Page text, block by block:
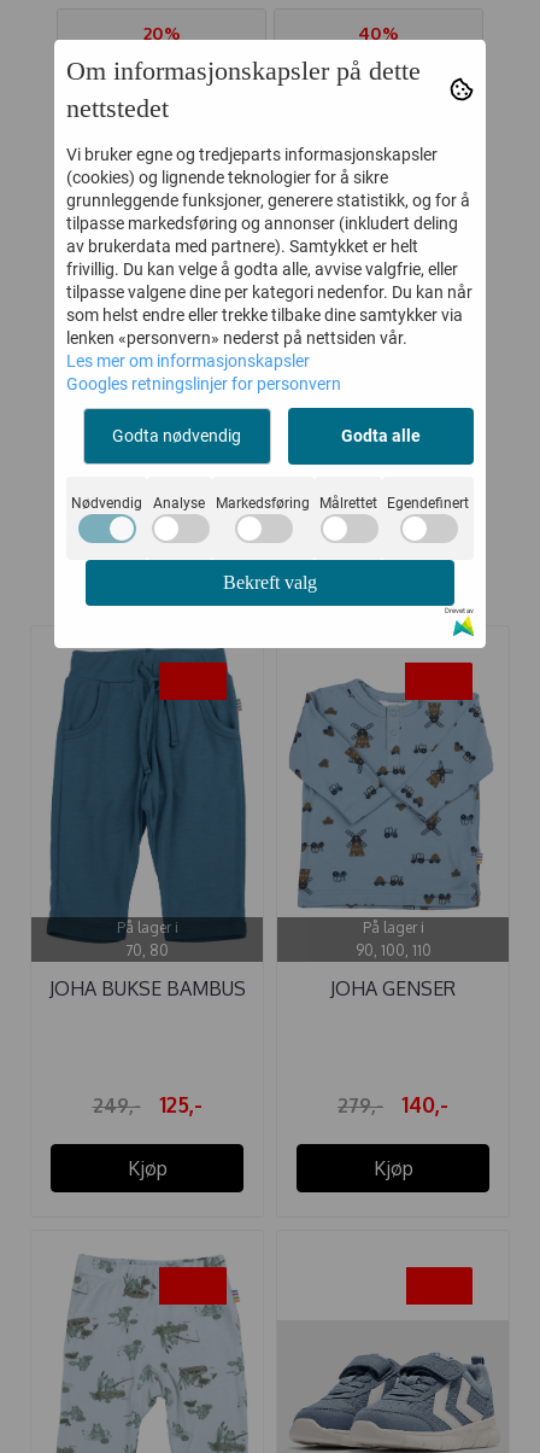
20%
HUMMEL SKO
ACTUS TR
BREATHER INFANT
KEEPSAKE LILAC
450,-
360,-
Kjøp
40%
BISGAARD SKO
VILLADS VANILLA
850,-
510,-
Kjøp
Kunder kjøpte også
På lager i
70, 80
JOHA BUKSE BAMBUS
249,- 125,-
Kjøp
På lager i
90, 100, 110
JOHA GENSER
279,- 140,-
Kjøp
Om informasjonskapsler på dette
nettstedet
Vi bruker egne og tredjeparts informasjonskapsler
(cookies) og lignende teknologier for å sikre
grunnleggende funksjoner, generere statistikk, og for å
tilpasse markedsføring og annonser (inkludert deling
av brukerdata med partnere). Samtykket er helt
frivillig. Du kan velge å godta alle, avvise valgfrie, eller
tilpasse valgene dine per kategori nedenfor. Du kan når
som helst endre eller trekke tilbake dine samtykker via
lenken «personvern» nederst på nettsiden vår.
Les mer om informasjonskapsler
Googles retningslinjer for personvern
Godta nødvendig Godta alle
Nødvendig Analyse Markedsføring Målrettet Egendefinert
Bekreft valg
Drevet av